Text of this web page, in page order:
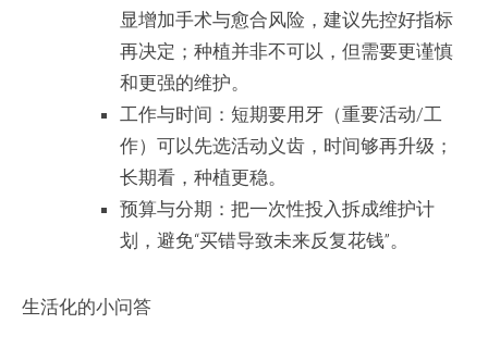
显增加手术与愈合风险，建议先控好指标
再决定；种植并非不可以，但需要更谨慎
和更强的维护。
工作与时间：短期要用牙（重要活动/工
作）可以先选活动义齿，时间够再升级；
长期看，种植更稳。
预算与分期：把一次性投入拆成维护计
划，避免“买错导致未来反复花钱”。
生活化的小问答